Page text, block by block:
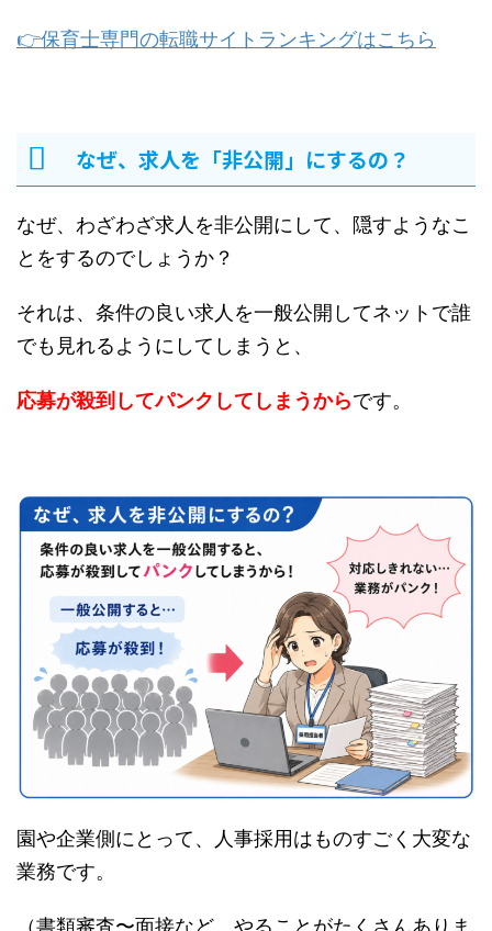
👉保育士専門の転職サイトランキングはこちら
なぜ、求人を「非公開」にするの？
なぜ、わざわざ求人を非公開にして、隠すようなこ
とをするのでしょうか？
それは、条件の良い求人を一般公開してネットで誰
でも見れるようにしてしまうと、
応募が殺到してパンクしてしまうからです。
園や企業側にとって、人事採用はものすごく大変な
業務です。
（書類審査〜面接など、やることがたくさんありま